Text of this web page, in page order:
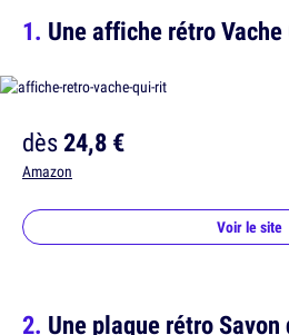
Une affiche rétro
dès24,8 €
Amazon
Voir le site
Une plaque rétro